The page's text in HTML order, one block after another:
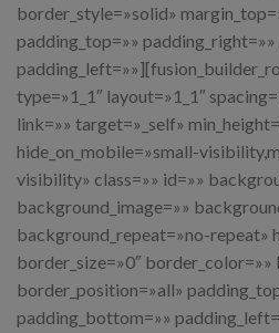
border_style=»solid»
padding_top=»»
type=»1_1″ layout=»1_1″
link=»» target=»_self»
hide_on_mobile=»small-
visibility» class=»» id=»»
background_image=»»
background_repeat=»no-repeat»
border_size=»0″
border_position=»all»
padding_bottom=»»